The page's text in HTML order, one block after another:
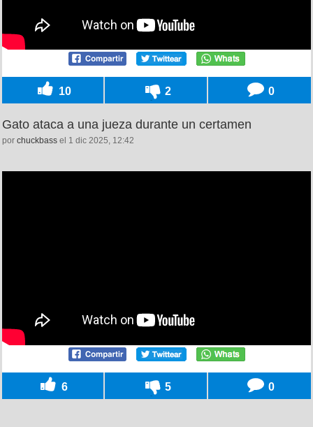
10 2 0
Gato ataca a una jueza durante un certamen
por chuckbass el 1 dic 2025, 12:42
6 5 0